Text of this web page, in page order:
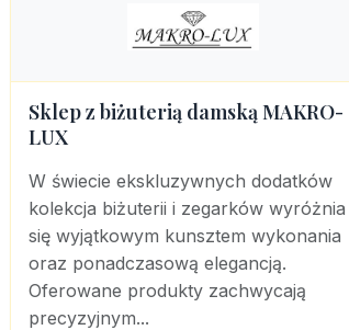
Sklep z biżuterią damską MAKRO-
LUX
W świecie ekskluzywnych dodatków
kolekcja biżuterii i zegarków wyróżnia
się wyjątkowym kunsztem wykonania
oraz ponadczasową elegancją.
Oferowane produkty zachwycają
precyzyjnym...